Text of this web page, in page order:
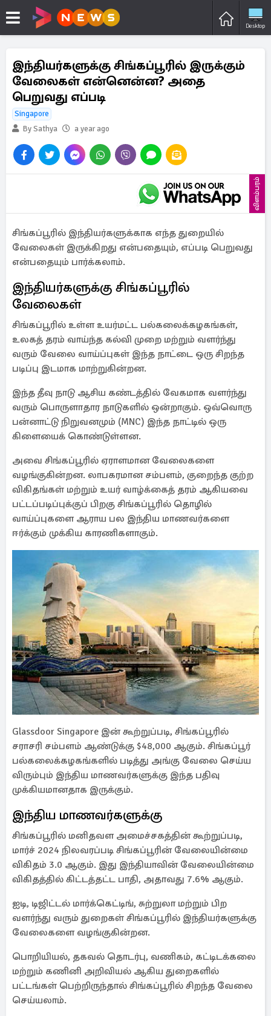
Desktop
இந்தியர்களுக்கு சிங்கப்பூரில் இருக்கும்
வேலைகள் என்னென்ன? அதை
பெறுவது எப்படி
Singapore
By Sathya
a year ago
விளம்பரம்
சிங்கப்பூரில் இந்தியர்களுக்காக எந்த துறையில்
வேலைகள் இருக்கிறது என்பதையும், எப்படி பெறுவது
என்பதையும் பார்க்கலாம்.
இந்தியர்களுக்கு சிங்கப்பூரில்
வேலைகள்
சிங்கப்பூரில் உள்ள உயர்மட்ட பல்கலைக்கழகங்கள்,
உலகத் தரம் வாய்ந்த கல்வி முறை மற்றும் வளர்ந்து
வரும் வேலை வாய்ப்புகள் இந்த நாட்டை ஒரு சிறந்த
படிப்பு இடமாக மாற்றுகின்றன.
இந்த தீவு நாடு ஆசிய கண்டத்தில் வேகமாக வளர்ந்து
வரும் பொருளாதார நாடுகளில் ஒன்றாகும். ஒவ்வொரு
பன்னாட்டு நிறுவனமும் (MNC) இந்த நாட்டில் ஒரு
கிளையைக் கொண்டுள்ளன.
அவை சிங்கப்பூரில் ஏராளமான வேலைகளை
வழங்குகின்றன. லாபகரமான சம்பளம், குறைந்த குற்ற
விகிதங்கள் மற்றும் உயர் வாழ்க்கைத் தரம் ஆகியவை
பட்டப்படிப்புக்குப் பிறகு சிங்கப்பூரில் தொழில்
வாய்ப்புகளை ஆராய பல இந்திய மாணவர்களை
ஈர்க்கும் முக்கிய காரணிகளாகும்.
Glassdoor Singapore இன் கூற்றுப்படி, சிங்கப்பூரில்
சராசரி சம்பளம் ஆண்டுக்கு $48,000 ஆகும். சிங்கப்பூர்
பல்கலைக்கழகங்களில் படித்து அங்கு வேலை செய்ய
விரும்பும் இந்திய மாணவர்களுக்கு இந்த பதிவு
முக்கியமானதாக இருக்கும்.
இந்திய மாணவர்களுக்கு
சிங்கப்பூரில் மனிதவள அமைச்சகத்தின் கூற்றுப்படி,
மார்ச் 2024 நிலவரப்படி சிங்கப்பூரின் வேலையின்மை
விகிதம் 3.0 ஆகும். இது இந்தியாவின் வேலையின்மை
விகிதத்தில் கிட்டத்தட்ட பாதி, அதாவது 7.6% ஆகும்.
ஐடி, டிஜிட்டல் மார்க்கெட்டிங், சுற்றுலா மற்றும் பிற
வளர்ந்து வரும் துறைகள் சிங்கப்பூரில் இந்தியர்களுக்கு
வேலைகளை வழங்குகின்றன.
பொறியியல், தகவல் தொடர்பு, வணிகம், கட்டிடக்கலை
மற்றும் கணினி அறிவியல் ஆகிய துறைகளில்
பட்டங்கள் பெற்றிருந்தால் சிங்கப்பூரில் சிறந்த வேலை
செய்யலாம்.